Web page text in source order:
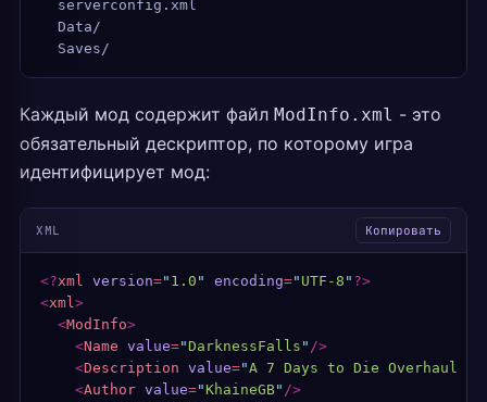
  serverconfig.xml
  Data/
  Saves/
Каждый мод содержит файл ModInfo.xml - это
обязательный дескриптор, по которому игра
идентифицирует мод:
XML Копировать
<?xml version=" 1.0 " encoding=" UTF-8 " ?>
<xml>
  <
ModInfo>
    <
Name value="DarknessFalls " />
    <
Description value="A 7 Days to Die Overhaul
    <
Author value="KhaineGB" />